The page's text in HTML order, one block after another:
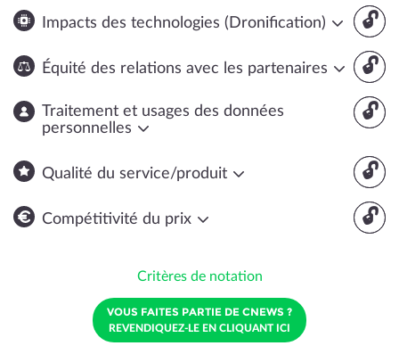
🔓
Impacts des technologies (Dronification)
🔓
Équité des relations avec les partenaires
🔓
Traitement et usages des données
personnelles
🔓
Qualité du service/produit
🔓
Compétitivité du prix
Critères de notation
VOUS FAITES PARTIE DE CNEWS ?
REVENDIQUEZ-LE EN CLIQUANT ICI